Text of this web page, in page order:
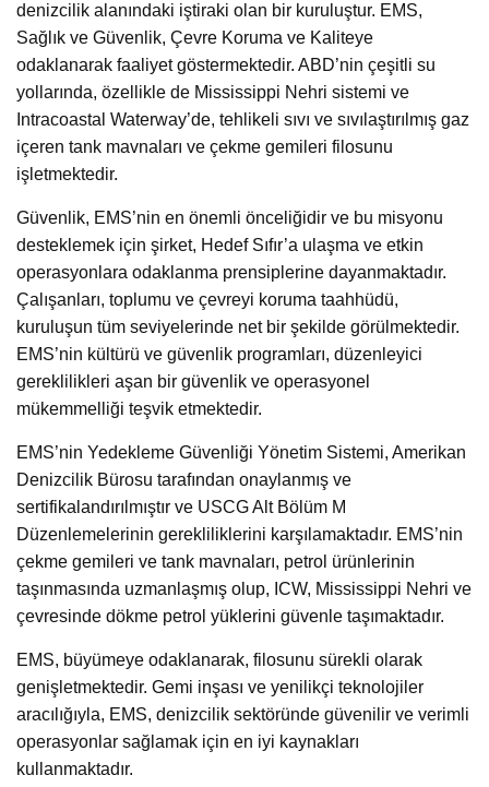
denizcilik alanındaki iştiraki olan bir kuruluştur. EMS,
Sağlık ve Güvenlik, Çevre Koruma ve Kaliteye
odaklanarak faaliyet göstermektedir. ABD’nin çeşitli su
yollarında, özellikle de Mississippi Nehri sistemi ve
Intracoastal Waterway’de, tehlikeli sıvı ve sıvılaştırılmış gaz
içeren tank mavnaları ve çekme gemileri filosunu
işletmektedir.
Güvenlik, EMS’nin en önemli önceliğidir ve bu misyonu
desteklemek için şirket, Hedef Sıfır’a ulaşma ve etkin
operasyonlara odaklanma prensiplerine dayanmaktadır.
Çalışanları, toplumu ve çevreyi koruma taahhüdü,
kuruluşun tüm seviyelerinde net bir şekilde görülmektedir.
EMS’nin kültürü ve güvenlik programları, düzenleyici
gereklilikleri aşan bir güvenlik ve operasyonel
mükemmelliği teşvik etmektedir.
EMS’nin Yedekleme Güvenliği Yönetim Sistemi, Amerikan
Denizcilik Bürosu tarafından onaylanmış ve
sertifikalandırılmıştır ve USCG Alt Bölüm M
Düzenlemelerinin gerekliliklerini karşılamaktadır. EMS’nin
çekme gemileri ve tank mavnaları, petrol ürünlerinin
taşınmasında uzmanlaşmış olup, ICW, Mississippi Nehri ve
çevresinde dökme petrol yüklerini güvenle taşımaktadır.
EMS, büyümeye odaklanarak, filosunu sürekli olarak
genişletmektedir. Gemi inşası ve yenilikçi teknolojiler
aracılığıyla, EMS, denizcilik sektöründe güvenilir ve verimli
operasyonlar sağlamak için en iyi kaynakları
kullanmaktadır.